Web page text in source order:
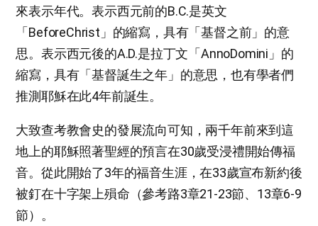
來表示年代。表示西元前的B.C.是英文
「BeforeChrist」的縮寫，具有「基督之前」的意
思。表示西元後的A.D.是拉丁文「AnnoDomini」的
縮寫，具有「基督誕生之年」的意思，也有學者們
推測耶穌在此4年前誕生。
大致查考教會史的發展流向可知，兩千年前來到這
地上的耶穌照著聖經的預言在30歲受浸禮開始傳福
音。從此開始了3年的福音生涯，在33歲宣布新約後
被釘在十字架上殞命（參考路3章21-23節、13章6-9
節）。